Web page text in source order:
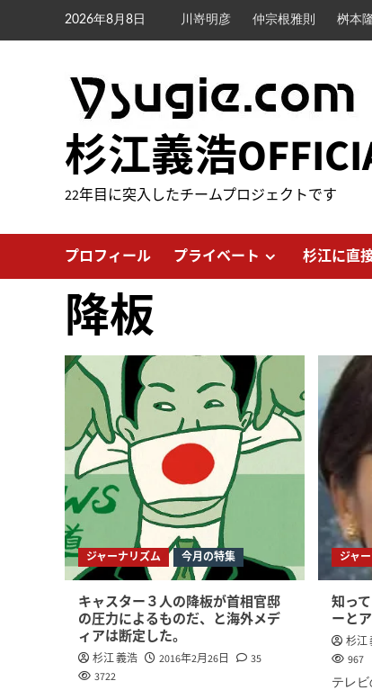
2026年8月8日 川嵜明彦 仲宗根雅則 桝本
杉江義浩
22年目に突入したチームプロジェクトです
プロフィール プライベート 杉江に直
降板
ジャーナリズム 今月の特集
キャスター３人の降板が首相官邸
の圧力によるものだ、と海外メデ
ィアは断定した。
杉江 義浩 2016年2月26日
35
3722
ジャ
知っ
ーと
杉江
967
テレ